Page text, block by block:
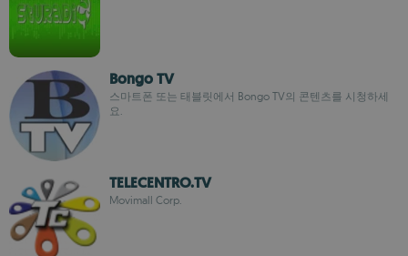
Bongo TV
스마트폰 또는 태블릿에서 Bongo TV의 콘텐츠를 시청하세
요.
TELECENTRO.TV
Movimall Corp.